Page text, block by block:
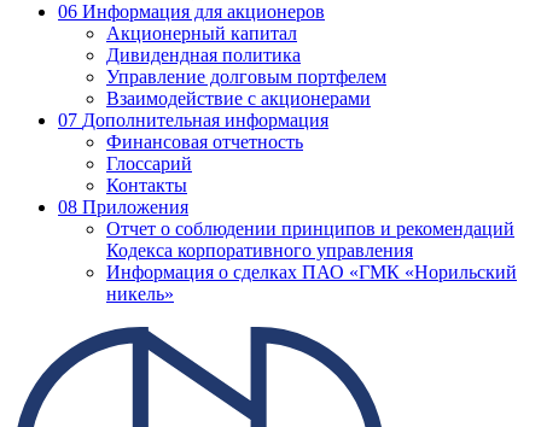
06 Информация для акционеров
Акционерный капитал
Дивидендная политика
Управление долговым портфелем
Взаимодействие с акционерами
07 Дополнительная информация
Финансовая отчетность
Глоссарий
Контакты
08 Приложения
Отчет о соблюдении принципов и рекомендаций
Кодекса корпоративного управления
Информация о сделках ПАО «ГМК «Норильский
никель»